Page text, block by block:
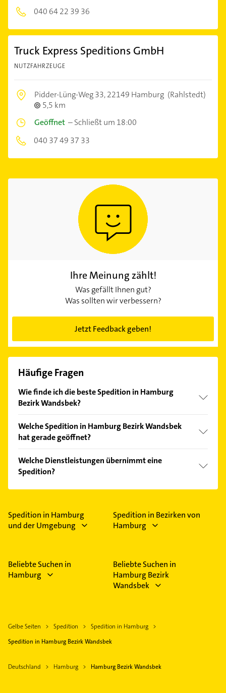
040 64 22 39 36
Truck Express Speditions GmbH
NUTZFAHRZEUGE
Pidder-Lüng-Weg 33,22149 Hamburg (Rahlstedt)
5,5 km
Geöffnet –Schließt um 18:00
040 37 49 37 33
Ihre Meinung zählt!
Was gefällt Ihnen gut?
Was sollten wir verbessern?
Jetzt Feedback geben!
Häufige Fragen
Wie finde ich die beste Spedition in Hamburg
Bezirk Wandsbek?
Kundenmeinungen und profitieren Sie von den
Empfehlungen. Die Suchergebnisse können Sie sich
Welche Spedition in Hamburg Bezirk Wandsbek
hat gerade geöffnet?
Bitte beachten Sie, dass diese an Sonn- und
Feiertagen abweichen können.
Welche Dienstleistungen übernimmt eine
Spedition?
Folgende Leistungen werden angeboten: Logistik,
Kleintransporte.
Spedition in Hamburg
und der Umgebung
Spedition in Bezirken von
Hamburg
Beliebte Suchen in
Hamburg
Beliebte Suchen in
Hamburg Bezirk
Wandsbek
Gelbe Seiten Spedition
Spedition in Hamburg
Spedition in Hamburg Bezirk Wandsbek
Deutschland Hamburg Hamburg Bezirk Wandsbek